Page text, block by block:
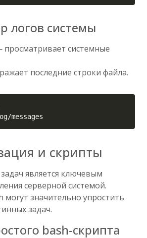
логов системы
просматривает системные
последние строки файла.
messages
и скрипты
является ключевым
серверной системой.
могут значительно упростить
задач.
bash-скрипта